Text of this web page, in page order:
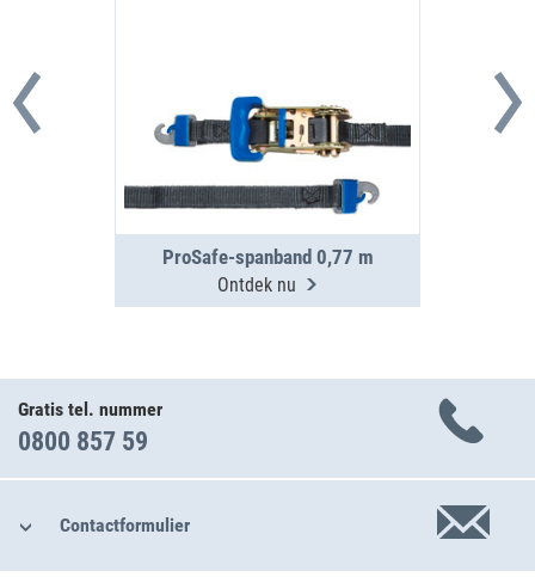
ProSafe-spanband 0,77 m
Ontdek nu
Gratis tel. nummer
0800 857 59
Contactformulier